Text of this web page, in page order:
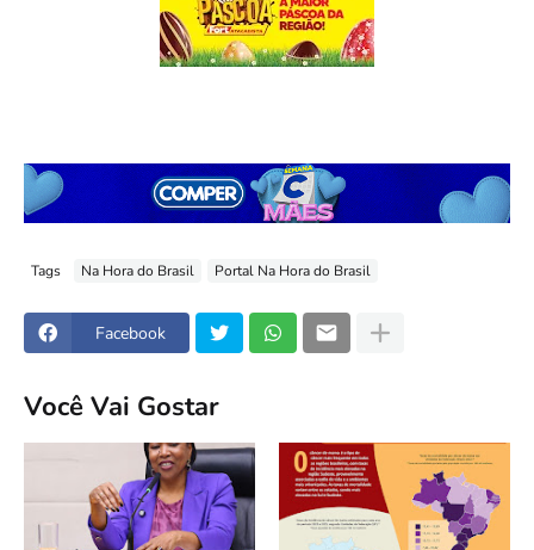
Tags Na Hora do Brasil Portal Na Hora do Brasil
Facebook
Você Vai Gostar